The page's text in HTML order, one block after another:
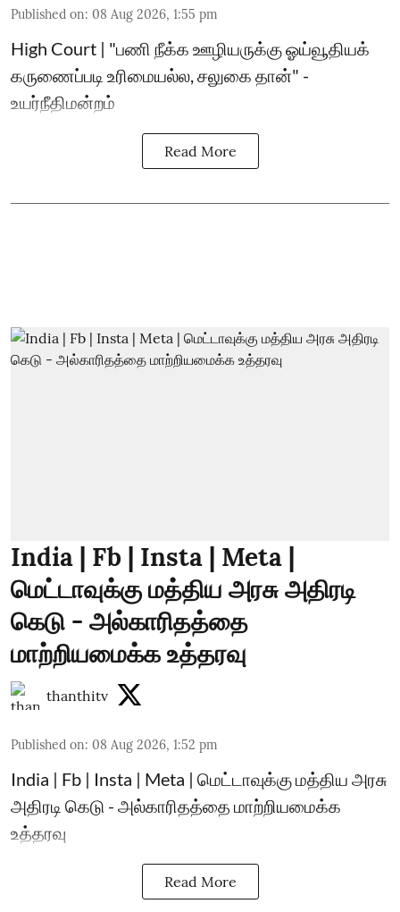
Published on: 08 Aug 2026, 1:55 pm
High Court | "பணி நீக்க ஊழியருக்கு ஓய்வூதியக்
கருணைப்படி உரிமையல்ல, சலுகை தான்" -
உயர்நீதிமன்றம்
Read More
India | Fb | Insta | Meta |
மெட்டாவுக்கு மத்திய அரசு அதிரடி
கெடு - அல்காரிதத்தை
மாற்றியமைக்க உத்தரவு
thanthitv
Published on: 08 Aug 2026, 1:52 pm
India | Fb | Insta | Meta | மெட்டாவுக்கு மத்திய அரசு
அதிரடி கெடு - அல்காரிதத்தை மாற்றியமைக்க
உத்தரவு
Read More